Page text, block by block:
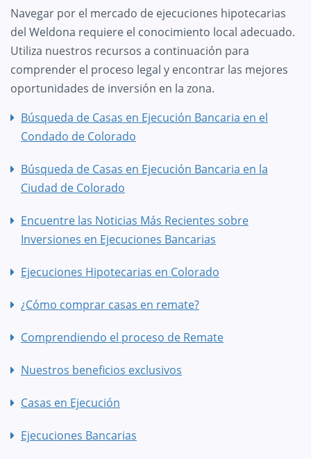
Navegar por el mercado de ejecuciones hipotecarias
del Weldona requiere el conocimiento local adecuado.
Utiliza nuestros recursos a continuación para
comprender el proceso legal y encontrar las mejores
oportunidades de inversión en la zona.
Búsqueda de Casas en Ejecución Bancaria en el
Condado de Colorado
Búsqueda de Casas en Ejecución Bancaria en la
Ciudad de Colorado
Encuentre las Noticias Más Recientes sobre
Inversiones en Ejecuciones Bancarias
Ejecuciones Hipotecarias en Colorado
¿Cómo comprar casas en remate?
Comprendiendo el proceso de Remate
Nuestros beneficios exclusivos
Casas en Ejecución
Ejecuciones Bancarias